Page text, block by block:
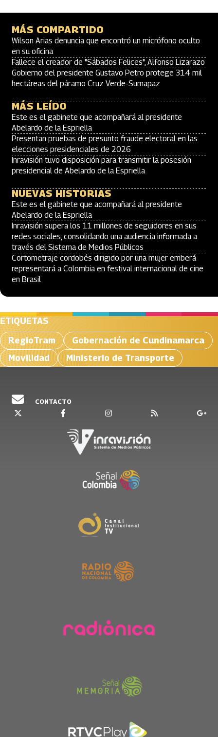
MÁS COMPARTIDO
Wilson Arias denuncia que encontró un micrófono oculto
en su oficina
Fallece el creador de "Sábados Felices", Alfonso Lizarazo
Gobierno del presidente Gustavo Petro protege 314 mil
hectáreas del páramo Cruz Verde-Sumapaz
MÁS LEÍDO
Este es el gabinete que acompañará al presidente
Abelardo de la Espriella
Presentan pruebas de presunto fraude electoral en las
elecciones presidenciales de 2026
Inravisión tuvo disposición para transmitir la posesión
presidencial de Abelardo de la Espriella
NUEVAS HISTORIAS
Este es el gabinete que acompañará al presidente
Abelardo de la Espriella
Inravisión supera los 11 millones de seguidores en sus
redes sociales, consolidando una audiencia informada a
través del Sistema de Medios Públicos
Cortometraje cordobés dirigido por una mujer emberá
representará a Colombia en festival internacional de cine
en Brasil
ETIQUETAS
RegioTram
Gobernación de Cundinamarca
Movilidad
Ministerio de Transporte
CONTACTO